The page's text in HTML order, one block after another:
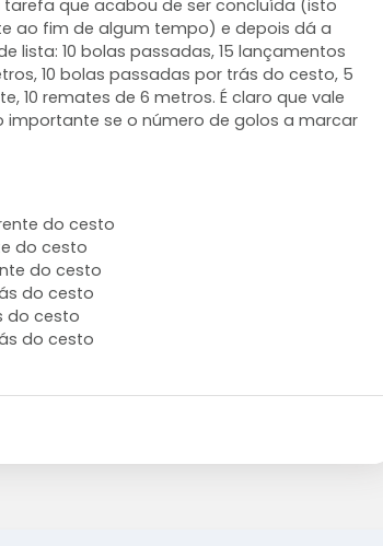
que acabou de ser concluída (isto
ao fim de algum tempo) e depois dá a
lista: 10 bolas passadas, 15 lançamentos
10 bolas passadas por trás do cesto, 5
10 remates de 6 metros. É claro que vale
se o número de golos a marcar
do cesto
do cesto
do cesto
do cesto
do cesto
do cesto